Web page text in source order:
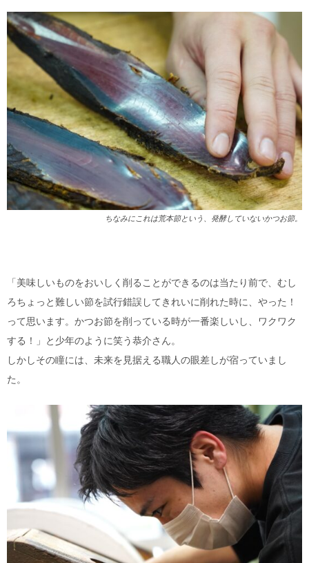
ちなみにこれは荒本節という、発酵していないかつお節。
「美味しいものをおいしく削ることができるのは当たり前で、むし
ろちょっと難しい節を試行錯誤してきれいに削れた時に、やった！
って思います。かつお節を削っている時が一番楽しいし、ワクワク
する！」と少年のように笑う恭介さん。
しかしその瞳には、未来を見据える職人の眼差しが宿っていまし
た。